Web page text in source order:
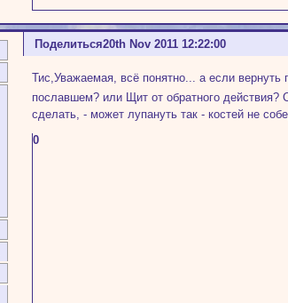
Поделиться20th Nov 2011 12:22:00
Тис,Уважаемая, всё понятно... а если
пославшем? или Щит от обратного действия?
сделать, - может лупануть так - костей не
0